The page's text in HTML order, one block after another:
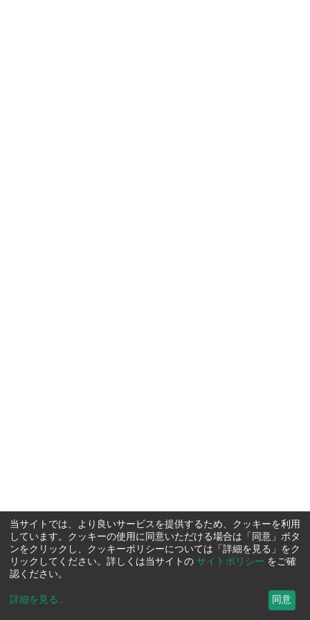
当サイトでは、より良いサービスを提供するため、クッキーを利用
しています。クッキーの使用に同意いただける場合は「同意」ボタ
ンをクリックし、クッキーポリシーについては「詳細を見る」をク
リックしてください。詳しくは当サイトの サイトポリシー をご確
認ください。
詳細を見る ... 同意